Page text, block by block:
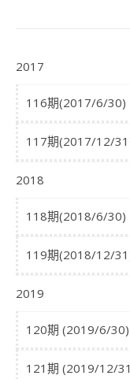
2017
116期(2017/6/30)
117期(2017/12/
2018
118期(2018/6/30)
119期(2018/12/
2019
120期 (2019/6/30)
121期 (2019/12/